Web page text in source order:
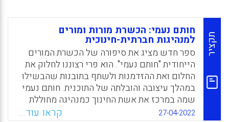
WhatsApp
Facebook
Email
X
תקציר
חותם נעמי: הכשרת מורות ומורים
למנהיגות חברתית-חינוכית
ספר חדש מציג את סיפורה של הכשרת המורים
הייחודית "חותם נעמי". הוא פרי רצוננו לחלוק את
החלום ואת ההזדמנות ולשתף בתובנות שהבשילו
במהלך עיצובה והובלתה של התוכנית. חותם נעמי
שמה במרכז את אשת החינוך כמנהיגה מחוללת
שינוי, זו שמבקשת ליצור אצל תלמידיה אמונה
27-04-2022 קראו עוד...